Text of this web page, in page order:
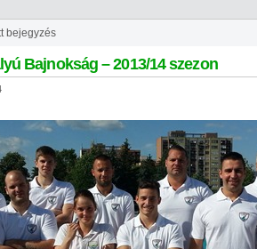
bejegyzés
Bajnokság – 2013/14 szezon